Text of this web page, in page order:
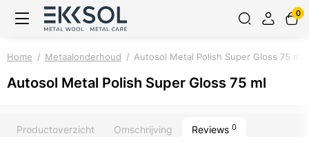
0
Home Metaalonderhoud Autosol Metal Polish Super Gloss 75 ml
Autosol Metal Polish Super Gloss 75 ml
Productoverzicht Omschrijving Reviews 0